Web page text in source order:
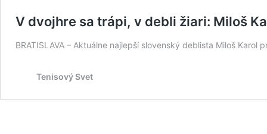
V dvojhre sa trápi, v debli žiari: Miloš
BRATISLAVA – Aktuálne najlepší slovenský deblista Miloš
Tenisový Svet